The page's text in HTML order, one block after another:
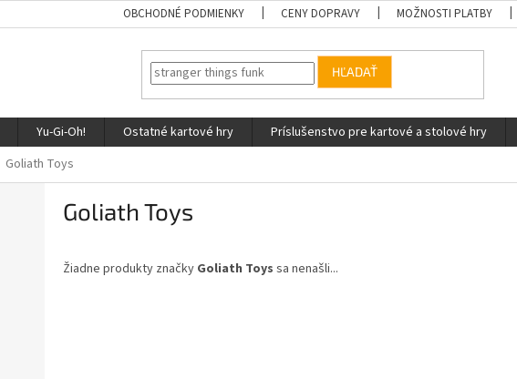
OBCHODNÉ PODMIENKY CENY DOPRAVY MOŽNOSTI PLATBY
HĽADAŤ
Yu-Gi-Oh! Ostatné kartové hry Príslušenstvo pre kartové a stolové hry
Goliath Toys
Goliath Toys
Žiadne produkty značky Goliath Toys sa nenašli...